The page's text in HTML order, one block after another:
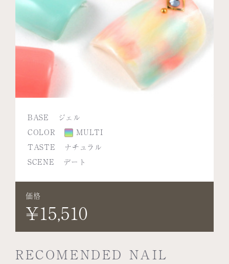
BASE
ジェル
COLOR
MULTI
TASTE
ナチュラル
SCENE
デート
価格
¥15,510
RECOMENDED NAIL